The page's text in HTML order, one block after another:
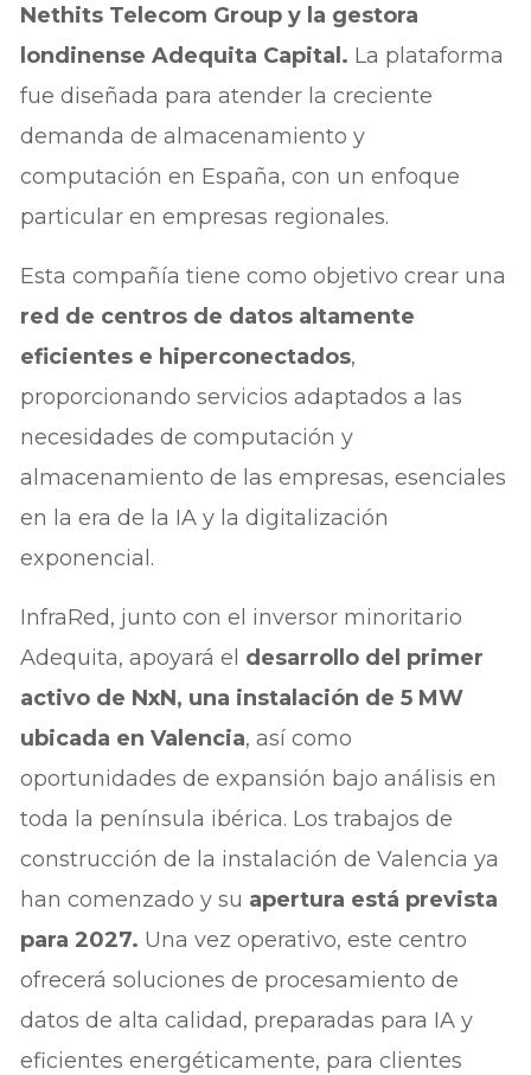
Nethits Telecom Group y la gestora
londinense Adequita Capital. La plataforma
fue diseñada para atender la creciente
demanda de almacenamiento y
computación en España, con un enfoque
particular en empresas regionales.
Esta compañía tiene como objetivo crear una
red de centros de datos altamente
eficientes e hiperconectados,
proporcionando servicios adaptados a las
necesidades de computación y
almacenamiento de las empresas, esenciales
en la era de la IA y la digitalización
exponencial.
InfraRed, junto con el inversor minoritario
Adequita, apoyará el desarrollo del primer
activo de NxN, una instalación de 5 MW
ubicada en Valencia, así como
oportunidades de expansión bajo análisis en
toda la península ibérica. Los trabajos de
construcción de la instalación de Valencia ya
han comenzado y su apertura está prevista
para 2027. Una vez operativo, este centro
ofrecerá soluciones de procesamiento de
datos de alta calidad, preparadas para IA y
eficientes energéticamente, para clientes